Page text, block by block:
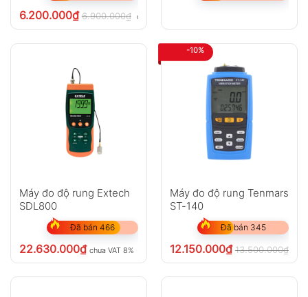
6.200.000₫ 6.900.000₫ chưa VAT 8%
Máy đo độ rung Extech
SDL800
Đã bán 466
22.630.000₫ chưa VAT 8%
-10%
Máy đo độ rung Tenmars
ST-140
Đã bán 345
12.150.000₫ 13.500.000₫